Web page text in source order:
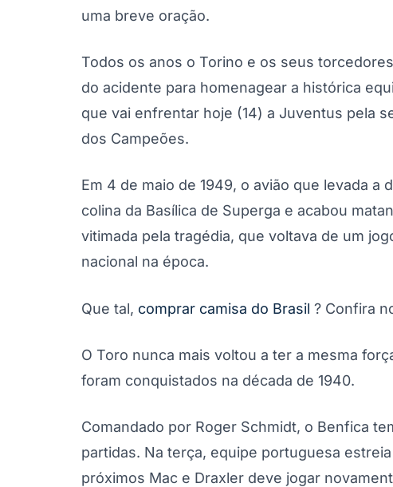
uma breve oração.
Todos os anos o Torino e os seus
do acidente para homenagear a histórica
que vai enfrentar hoje (14) a Juventus pela
dos Campeões.
Em 4 de maio de 1949, o avião que levada
colina da Basílica de Superga e acabou
vitimada pela tragédia, que voltava de um
nacional na época.
Que tal, comprar camisa do Brasil ? Confira
O Toro nunca mais voltou a ter a mesma
foram conquistados na década de 1940.
Comandado por Roger Schmidt, o Benfica
partidas. Na terça, equipe portuguesa
próximos Mac e Draxler deve jogar